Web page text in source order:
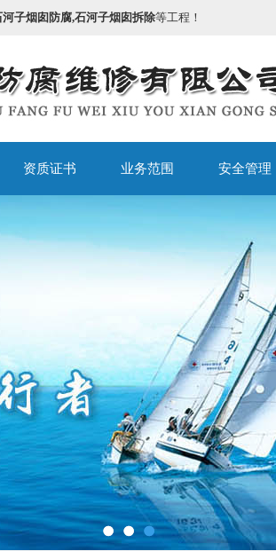
河子烟囱防腐,石河子烟囱拆除等工程！
资质证书 业务范围 安全管理